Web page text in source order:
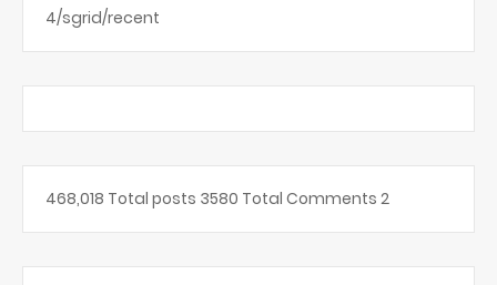
4/sgrid/recent
468,018 Total posts 3580 Total Comments 2